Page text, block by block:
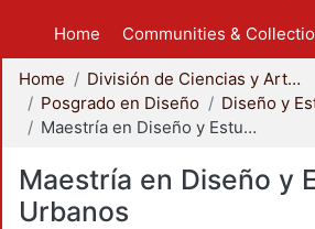
Home Communities &
Home
División de Ciencias y Artes para el Diseño
Posgrado en Diseño
Diseño y
Maestría en Diseño y Estudios Urbanos
Maestría en Diseño y
Urbanos